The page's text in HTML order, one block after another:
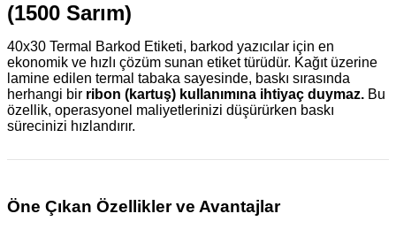
(1500 Sarım)
40x30 Termal Barkod Etiketi, barkod yazıcılar için en
ekonomik ve hızlı çözüm sunan etiket türüdür. Kağıt üzerine
lamine edilen termal tabaka sayesinde, baskı sırasında
herhangi bir ribon (kartuş) kullanımına ihtiyaç duymaz. Bu
özellik, operasyonel maliyetlerinizi düşürürken baskı
sürecinizi hızlandırır.
Öne Çıkan Özellikler ve Avantajlar